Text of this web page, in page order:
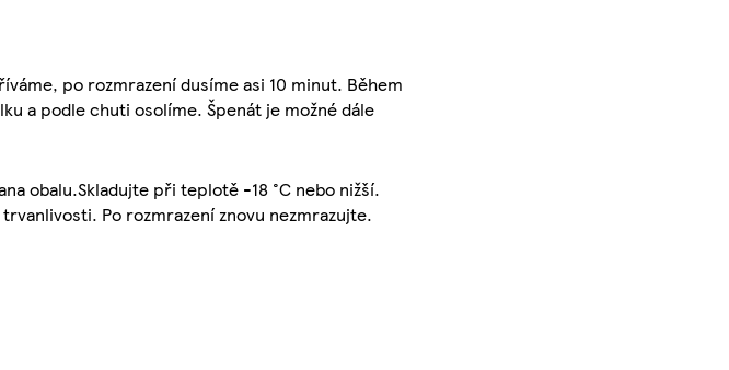
po rozmrazení dusíme asi 10 minut. Během
a podle chuti osolíme. Špenát je možné dále
obalu.Skladujte při teplotě -18 °C nebo nižší.
Po rozmrazení znovu nezmrazujte.